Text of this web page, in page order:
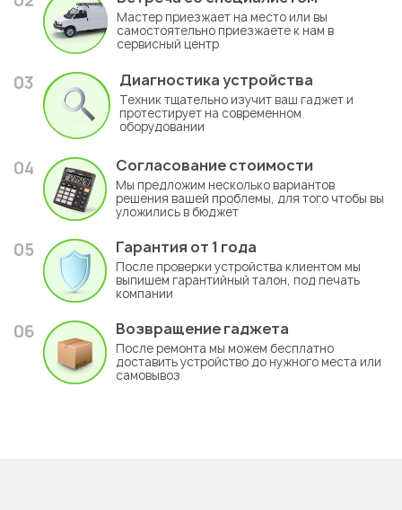
Мастер приезжает на место или вы
самостоятельно приезжаете к нам в
сервисный центр
03 Диагностика устройства
Техник тщательно изучит ваш гаджет и
протестирует на современном
оборудовании
04 Согласование стоимости
Мы предложим несколько вариантов
решения вашей проблемы, для того чтобы вы
уложились в бюджет
05 Гарантия от 1 года
После проверки устройства клиентом мы
выпишем гарантийный талон, под печать
компании
06 Возвращение гаджета
После ремонта мы можем бесплатно
доставить устройство до нужного места или
самовывоз